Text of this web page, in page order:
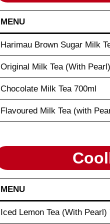
MENU
Harimau Brown Sugar Milk
Original Milk Tea (With
Chocolate Milk Tea 700ml
Flavoured Milk Tea (with
MENU
Iced Lemon Tea (With Pearl)